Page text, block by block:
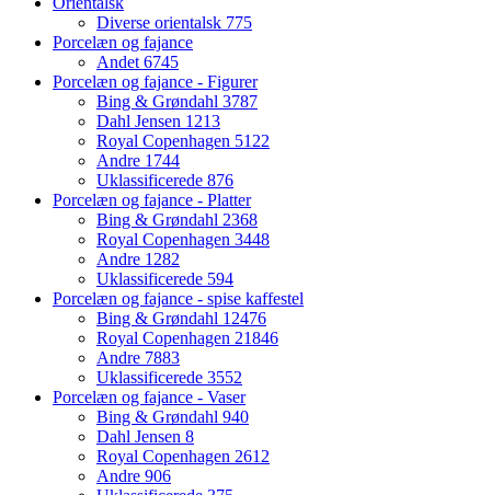
Diverse orientalsk 775
Porcelæn og fajance
Andet 6745
Porcelæn og fajance - Figurer
Bing & Grøndahl 3787
Dahl Jensen 1213
Royal Copenhagen 5122
Andre 1744
Uklassificerede 876
Porcelæn og fajance - Platter
Bing & Grøndahl 2368
Royal Copenhagen 3448
Andre 1282
Uklassificerede 594
Porcelæn og fajance - spise kaffestel
Bing & Grøndahl 12476
Royal Copenhagen 21846
Andre 7883
Uklassificerede 3552
Porcelæn og fajance - Vaser
Bing & Grøndahl 940
Dahl Jensen 8
Royal Copenhagen 2612
Andre 906